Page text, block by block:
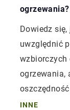
ogrzewania?
Dowiedz
uwzględnić
wzbiorczych
ogrzewania,
INNE